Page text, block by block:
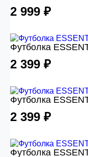
2 999 ₽
Футболка
2 399 ₽
Футболка
2 399 ₽
Футболка